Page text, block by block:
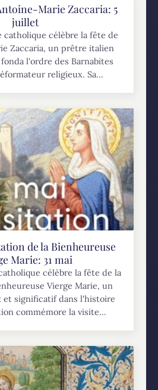
Marie Zaccaria: 5
juillet
catholique célèbre la fête de
Zaccaria, un prêtre italien
l'ordre des Barnabites
religieux. Sa...
de la Bienheureuse
Marie: 31 mai
célèbre la fête de la
Vierge Marie, un
et significatif dans l'histoire
commémore la visite...